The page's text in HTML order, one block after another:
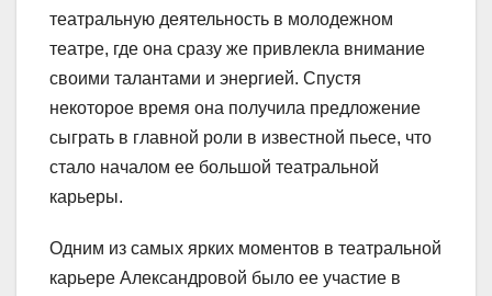
театральную деятельность в молодежном
театре, где она сразу же привлекла внимание
своими талантами и энергией. Спустя
некоторое время она получила предложение
сыграть в главной роли в известной пьесе, что
стало началом ее большой театральной
карьеры.
Одним из самых ярких моментов в театральной
карьере Александровой было ее участие в